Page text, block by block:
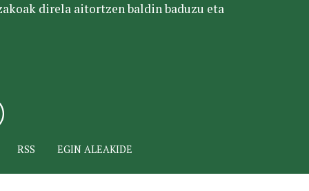
direla aitortzen baldin baduzu eta
RSS EGIN ALEAKIDE